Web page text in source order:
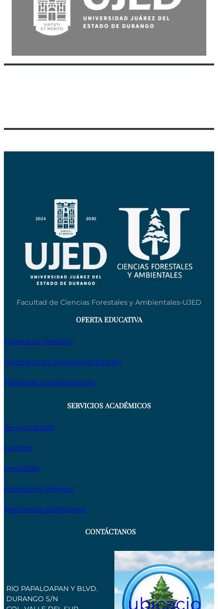
Facultad de Ciencias Forestales y Ambientales-UJED
OFERTA EDUCATIVA
Ingeniería Forestal
Ingeniería en Manejo Ambiental
Posgrado e investigación
SERVICIOS ACADÉMICOS
Servicio social
Tutorias
Movilidad
Formacion integral
Residencia profesional
CONTÁCTANOS
RIO PAPALOAPAN Y BLVD.
DURANGO S/N
ubicacio